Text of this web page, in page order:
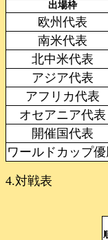
出場枠
欧州代表
南米代表
北中米代表
アジア代表
アフリカ代表
オセアニア代表
開催国代表
ワールドカップ優
4.対戦表